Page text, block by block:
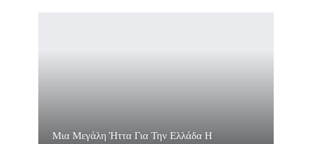
Μια Μεγάλη Ήττα Για Την Ελλάδα Η